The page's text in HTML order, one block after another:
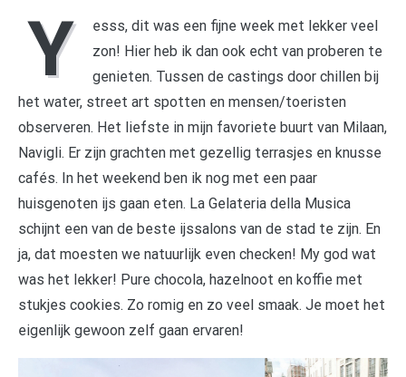
Y
esss, dit was een fijne week met lekker veel
zon! Hier heb ik dan ook echt van proberen te
genieten. Tussen de castings door chillen bij
het water, street art spotten en mensen/toeristen
observeren. Het liefste in mijn favoriete buurt van Milaan,
Navigli. Er zijn grachten met gezellig terrasjes en knusse
cafés. In het weekend ben ik nog met een paar
huisgenoten ijs gaan eten. La Gelateria della Musica
schijnt een van de beste ijssalons van de stad te zijn. En
ja, dat moesten we natuurlijk even checken! My god wat
was het lekker! Pure chocola, hazelnoot en koffie met
stukjes cookies. Zo romig en zo veel smaak. Je moet het
eigenlijk gewoon zelf gaan ervaren!